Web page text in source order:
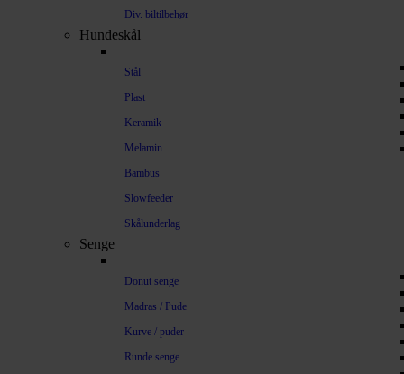
Div. biltilbehør
Hundeskål
Stål
Plast
Keramik
Melamin
Bambus
Slowfeeder
Skålunderlag
Senge
Donut senge
Madras / Pude
Kurve / puder
Runde senge